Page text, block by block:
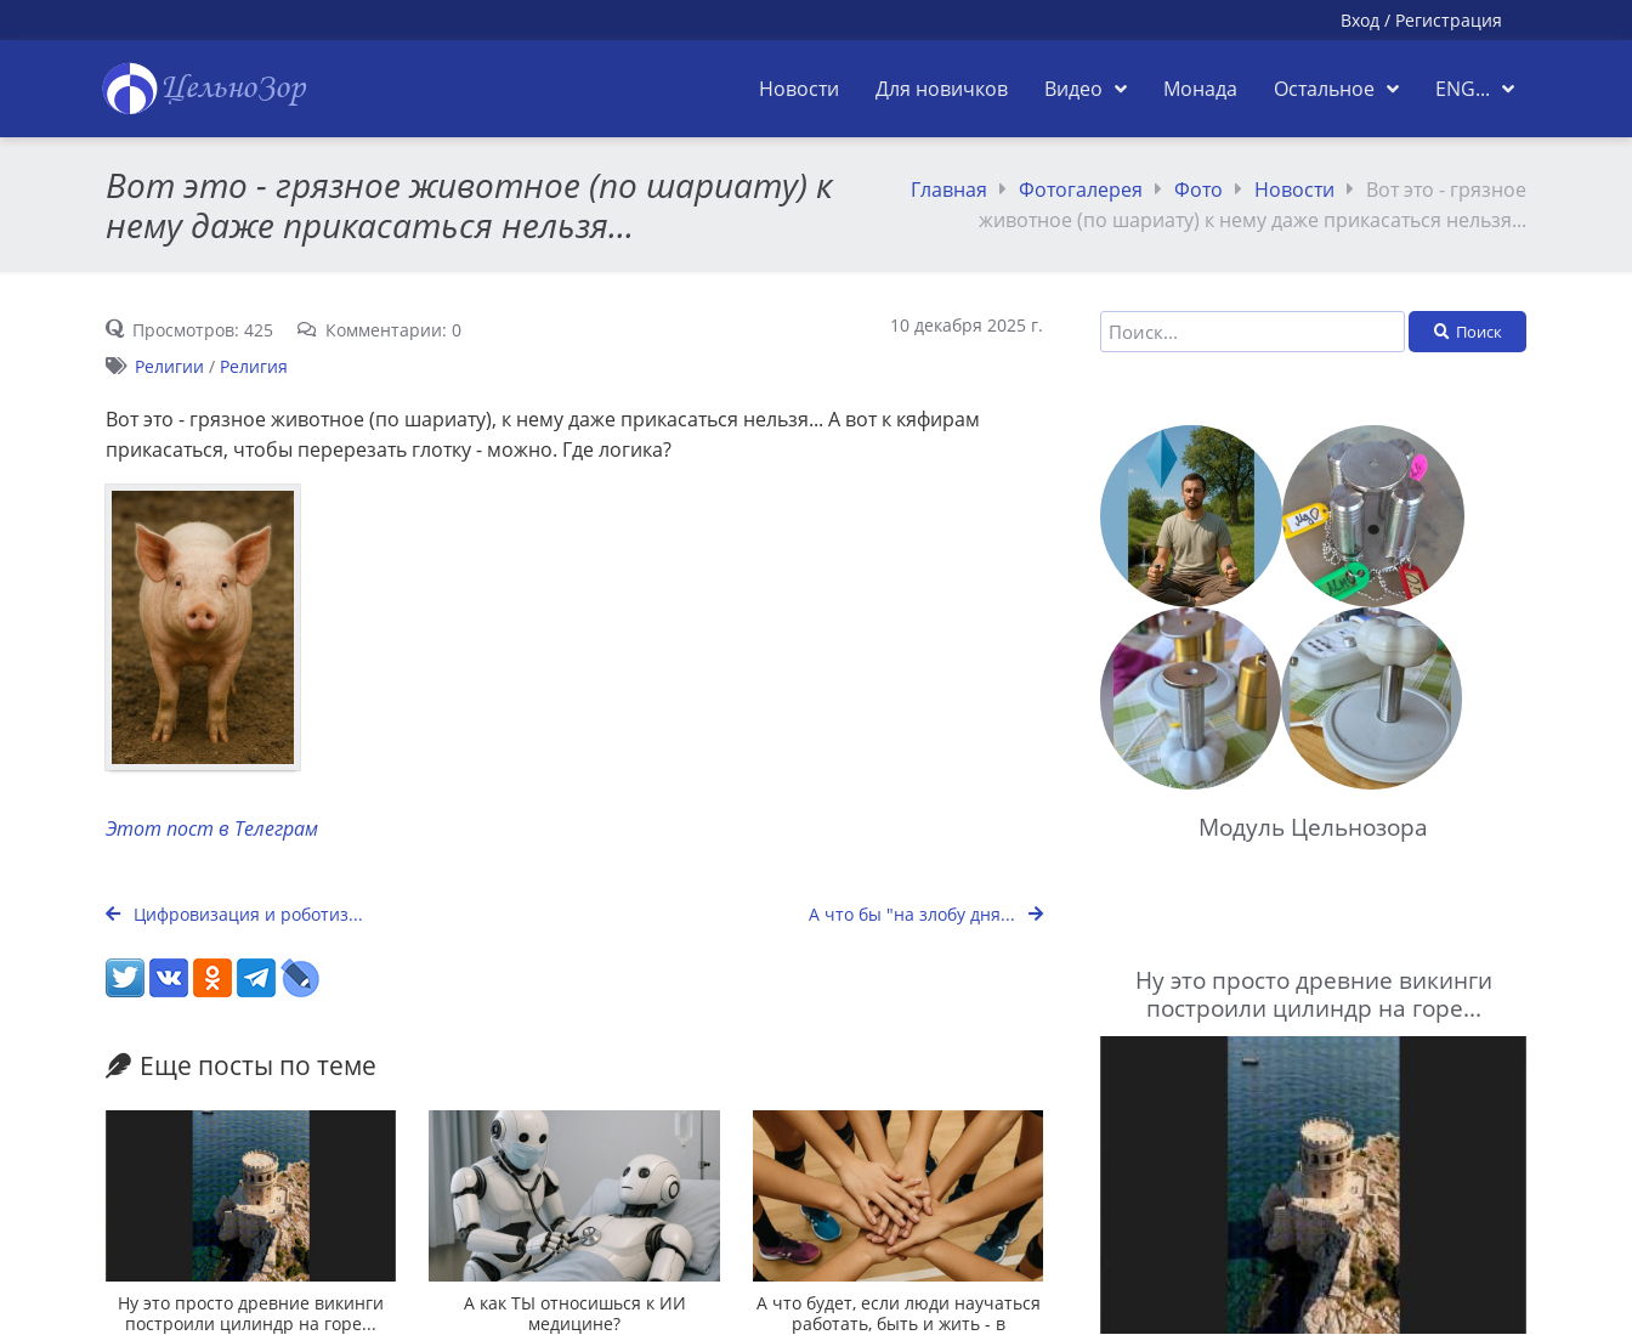
Вход / Регистрация
ЦельноЗор Новости Для новичков Видео Монада Остальное ENG...
Вот это - грязное животное (по шариату) к
нему даже прикасаться нельзя...
Главная Фотогалерея Фото Новости
Вот это - грязное
животное (по шариату) к нему даже прикасаться нельзя...
Просмотров: 425 Комментарии: 0
10 декабря 2025 г.
Религии / Религия
Вот это - грязное животное (по шариату), к нему даже прикасаться нельзя... А вот к кяфирам
прикасаться, чтобы перерезать глотку - можно. Где логика?
Этот пост в Телеграм
Цифровизация и роботиз... А что бы "на злобу дня...
Еще посты по теме
Ну это просто древние викинги
построили цилиндр на горе...
А как ТЫ относишься к ИИ
медицине?
А что будет, если люди научаться
работать, быть и жить - в
Поиск
Модуль Цельнозора
Ну это просто древние викинги
построили цилиндр на горе...